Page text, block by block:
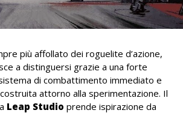
più affollato dei roguelite d’azione,
a distinguersi grazie a una forte
di combattimento immediato e
attorno alla sperimentazione. Il
Leap Studio prende ispirazione da